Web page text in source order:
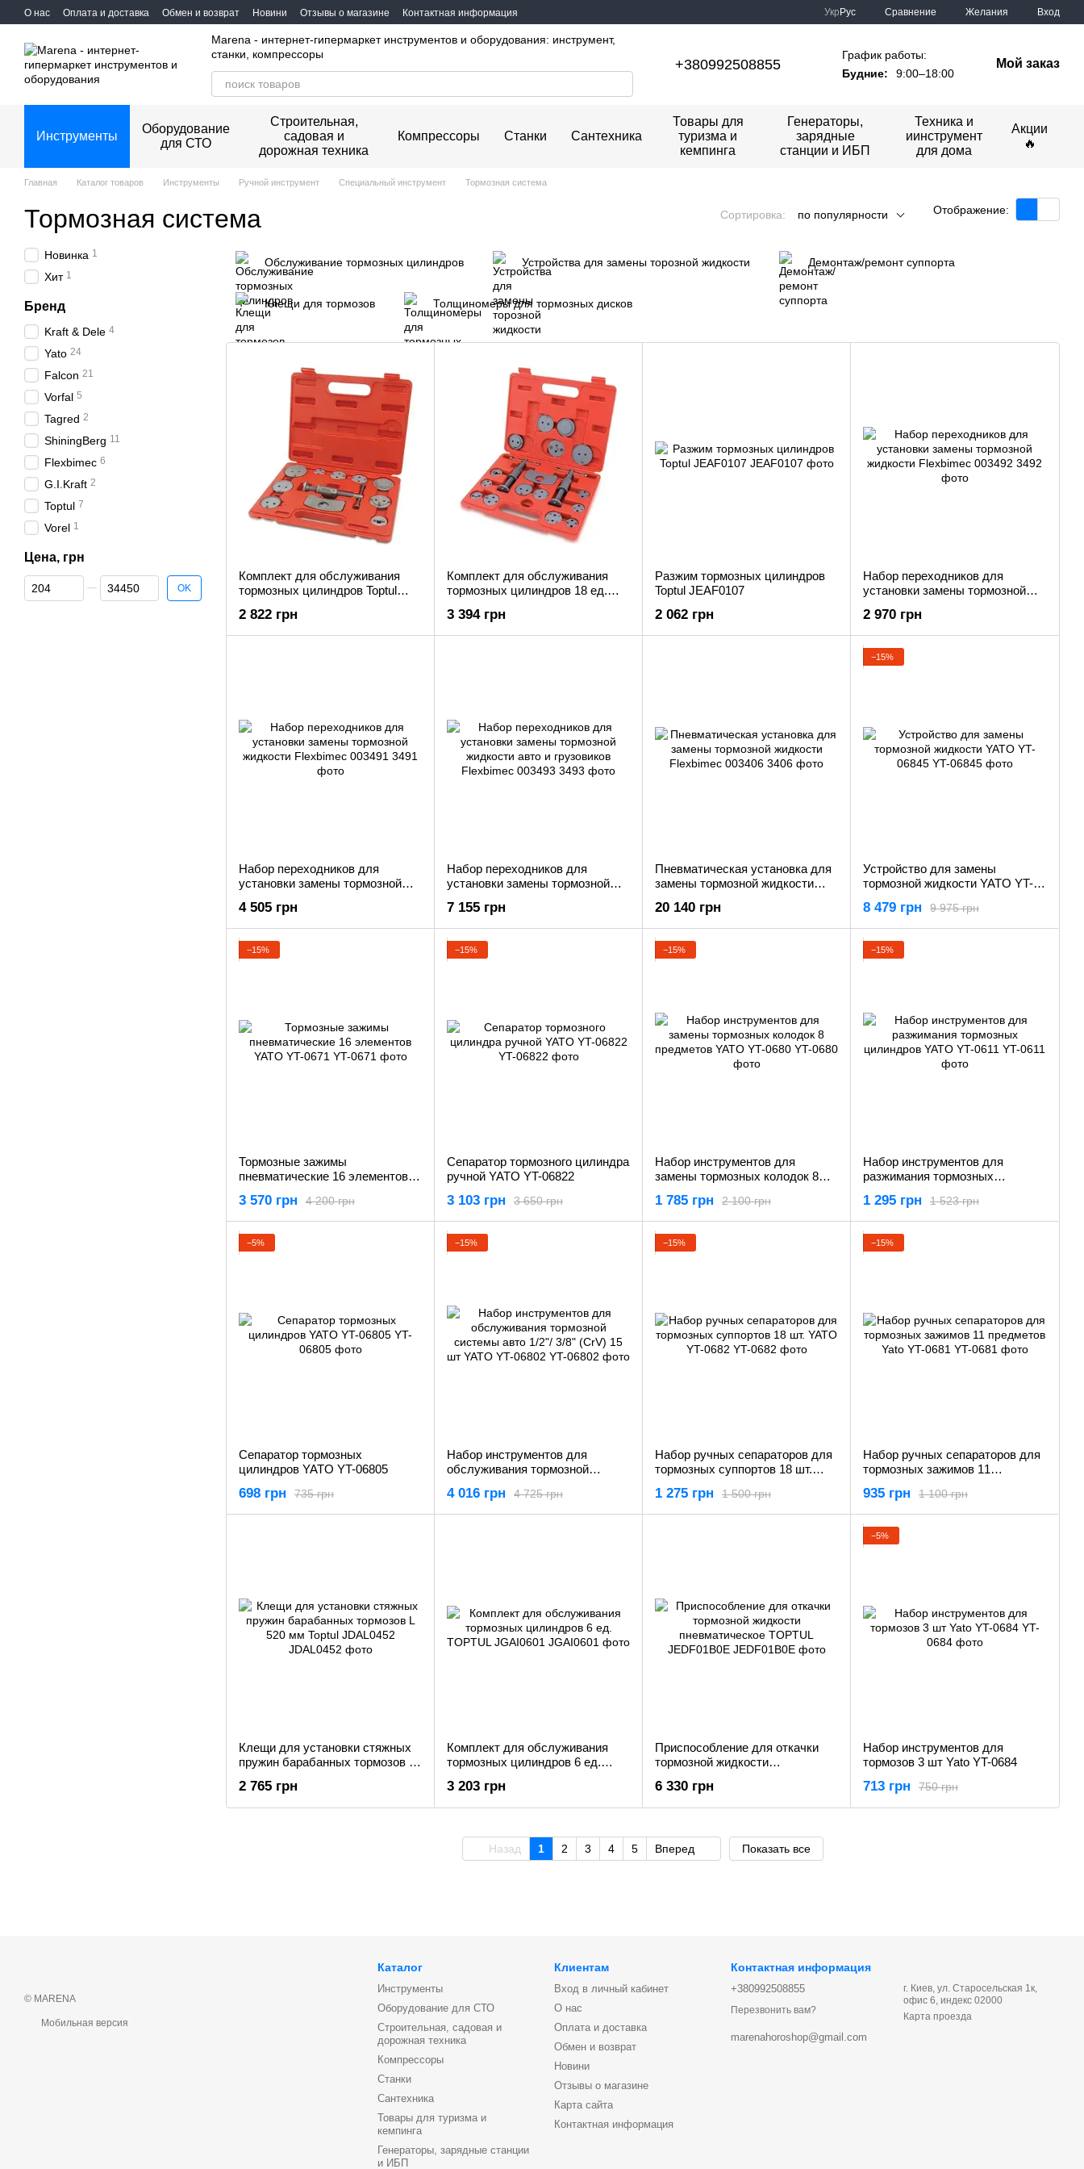
Перейти к основному контенту
О нас Оплата и доставка Обмен и возврат Новини Отзывы о магазине Контактная информация Укр Рус Сравнение Желания Вход
Marena - интернет-гипермаркет инструментов и оборудования: инструмент,
станки, компрессоры
+380992508855
График работы:
Будние:
9:00–18:00
Мой заказ
Инструменты
Оборудование
для СТО
Строительная,
садовая и
дорожная техника
Компрессоры Станки Сантехника
Товары для
туризма и
кемпинга
Генераторы,
зарядные
станции и ИБП
Техника и
иинструмент
для дома
Акции
🔥
Главная Каталог товаров Инструменты Ручной инструмент Специальный инструмент Тормозная система
Тормозная система Сортировка: по популярности Отображение:
Oбcлуживaниe тopмoзныx цилиндpoв Устройства для замены торозной жидкости Демонтаж/ремонт суппорта
Клещи для тормозов Толщиномеры для тормозных дисков
Комплект для обслуживания
тормозных цилиндров Toptul
2 822 грн
Комплект для обслуживания
тормозных цилиндров 18 ед.
3 394 грн
Разжим тормозных цилиндров
Toptul JEAF0107
2 062 грн
Набор переходников для
установки замены тормозной
2 970 грн
Набор переходников для
установки замены тормозной
4 505 грн
Набор переходников для
установки замены тормозной
Flexbimec 003493
7 155 грн
Пневматическая установка для
замены тормозной жидкости
20 140 грн
−15%
Устройство для замены
тормозной жидкости YATO YT-
9 975 грн
8 479 грн
−15%
Тормозные зажимы
пневматические 16 элементов
4 200 грн
3 570 грн
−15%
Сепаратор тормозного цилиндра
ручной YATO YT-06822
3 650 грн
3 103 грн
−15%
Набор инструментов для
замены тормозных колодок 8
2 100 грн
1 785 грн
−15%
Набор инструментов для
разжимания тормозных
1 523 грн
1 295 грн
−5%
Сепаратор тормозных
цилиндров YATO YT-06805
735 грн
698 грн
−15%
Набор инструментов для
обслуживания тормозной
шт YATO YT-06802
4 725 грн
4 016 грн
−15%
Набор ручных сепараторов для
тормозных суппортов 18 шт.
1 500 грн
1 275 грн
−15%
Набор ручных сепараторов для
тормозных зажимов 11
1 100 грн
935 грн
Клещи для установки стяжных
пружин барабанных тормозов L
2 765 грн
Комплект для обслуживания
тормозных цилиндров 6 ед.
3 203 грн
Приспособление для откачки
тормозной жидкости
JEDF01B0E
6 330 грн
−5%
Набор инструментов для
тормозов 3 шт Yato YT-0684
750 грн
713 грн
Назад 1 2 3 4 5 Вперед Показать все
Новинка 1
Хит 1
Бренд
Kraft & Dele 4
Yato 24
Falcon 21
Vorfal 5
Tagred 2
ShiningBerg 11
Flexbimec 6
G.I.Kraft 2
Toptul 7
Vorel 1
Цена, грн
От Цена, грн
До Цена, грн OK
© MARENA
Мобильная версия
Каталог
Инструменты
Оборудование для СТО
Строительная, садовая и
дорожная техника
Компрессоры
Станки
Сантехника
Товары для туризма и
кемпинга
Генераторы, зарядные станции
и ИБП
Клиентам
Вход в личный кабинет
О нас
Оплата и доставка
Обмен и возврат
Новини
Отзывы о магазине
Карта сайта
Контактная информация
Контактная информация
+380992508855
Перезвонить вам?
marenahoroshop@gmail.com
г. Киев, ул. Старосельская 1к,
офис 6, индекс 02000
Карта проезда